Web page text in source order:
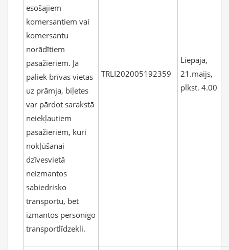
esošajiem
komersantiem vai
komersantu
norādītiem
pasažieriem. Ja
paliek brīvas vietas
uz prāmja, biļetes
var pārdot sarakstā
neiekļautiem
pasažieriem, kuri
nokļūšanai
dzīvesvietā
neizmantos
sabiedrisko
transportu, bet
izmantos personīgo
transportlīdzekli.
TRLI202005192359
Liepāja,
21.maijs,
plkst. 4.00